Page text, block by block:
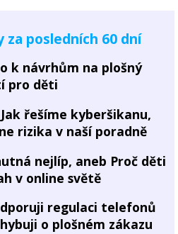
za posledních 60 dní
k návrhům na plošný
pro děti
řešíme kyberšikanu,
rizika v naší poradně
nejlíp, aneb Proč děti
v online světě
regulaci telefonů
o plošném zákazu